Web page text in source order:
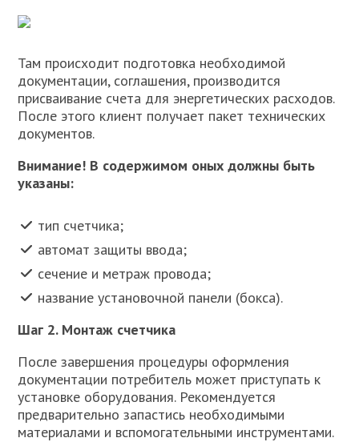
Там происходит подготовка необходимой
документации, соглашения, производится
присваивание счета для энергетических расходов.
После этого клиент получает пакет технических
документов.
Внимание! В содержимом оных должны быть
указаны:
тип счетчика;
автомат защиты ввода;
сечение и метраж провода;
название установочной панели (бокса).
Шаг 2. Монтаж счетчика
После завершения процедуры оформления
документации потребитель может приступать к
установке оборудования. Рекомендуется
предварительно запастись необходимыми
материалами и вспомогательными инструментами.